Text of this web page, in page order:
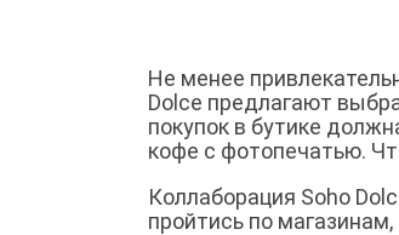
Не менее
Dolce предлагают
покупок в бутике
кофе с фотопечатью.
Коллаборация Soho
пройтись по